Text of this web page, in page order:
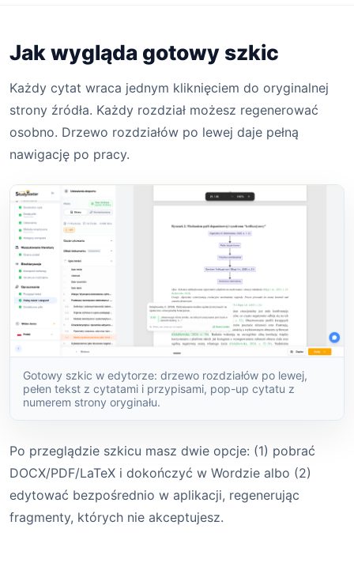
Jak wygląda gotowy szkic
Każdy cytat wraca jednym kliknięciem do oryginalnej
strony źródła. Każdy rozdział możesz regenerować
osobno. Drzewo rozdziałów po lewej daje pełną
nawigację po pracy.
Gotowy szkic w edytorze: drzewo rozdziałów po lewej,
pełen tekst z cytatami i przypisami, pop-up cytatu z
numerem strony oryginału.
Po przeglądzie szkicu masz dwie opcje: (1) pobrać
DOCX/PDF/LaTeX i dokończyć w Wordzie albo (2)
edytować bezpośrednio w aplikacji, regenerując
fragmenty, których nie akceptujesz.